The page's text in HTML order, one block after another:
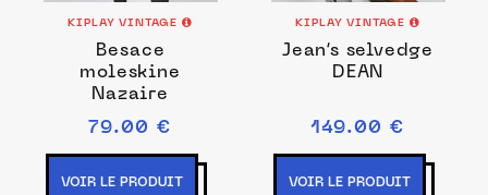
KIPLAY VINTAGE
Besace
moleskine
Nazaire
79.00 €
VOIR LE PRODUIT
KIPLAY VINTAGE
Jean’s selvedge
DEAN
149.00 €
VOIR LE PRODUIT